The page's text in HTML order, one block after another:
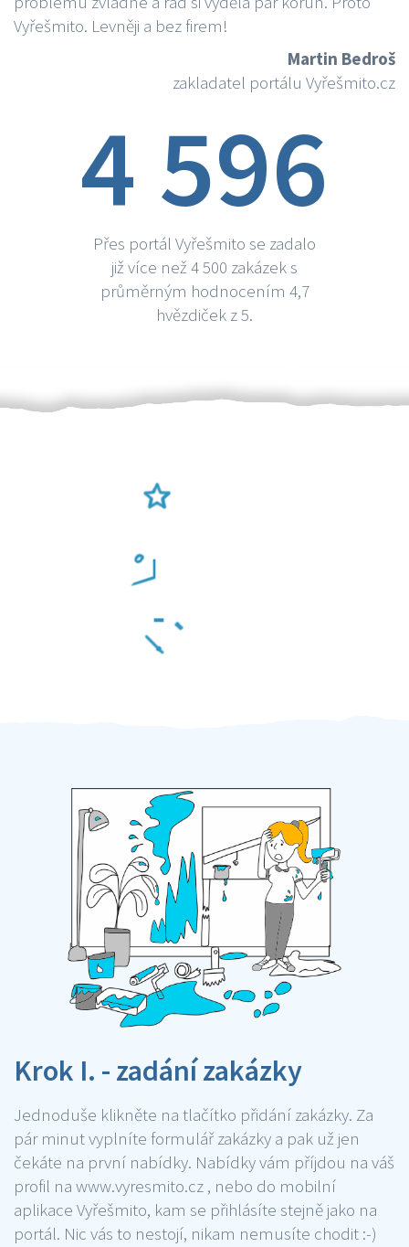
Vyřešmito. Levněji a bez firem!
Martin Bedroš
zakladatel portálu Vyřešmito.cz
4 596
Přes portál Vyřešmito se zadalo
již více než 4 500 zakázek s
průměrným hodnocením 4,7
hvězdiček z 5.
Krok I. - zadání zakázky
Jednoduše klikněte na tlačítko přidání zakázky. Za
pár minut vyplníte formulář zakázky a pak už jen
čekáte na první nabídky. Nabídky vám příjdou na váš
profil na www.vyresmito.cz , nebo do mobilní
aplikace Vyřešmito, kam se přihlásíte stejně jako na
portál. Nic vás to nestojí, nikam nemusíte chodit :-)